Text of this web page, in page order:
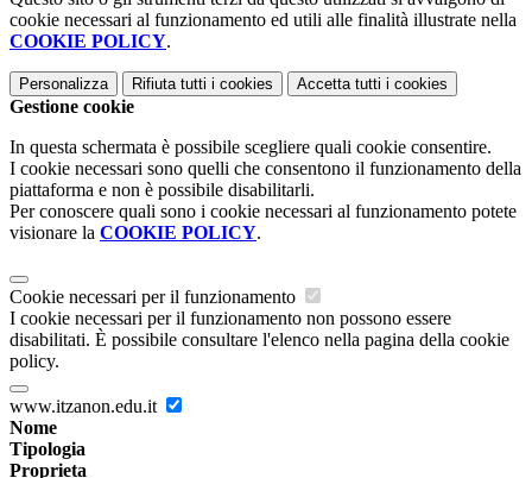
cookie necessari al funzionamento ed utili alle finalità illustrate nella
COOKIE POLICY.
Personalizza Rifiuta tutti i cookies Accetta tutti i cookies
Gestione cookie
In questa schermata è possibile scegliere quali cookie consentire.
I cookie necessari sono quelli che consentono il funzionamento della
piattaforma e non è possibile disabilitarli.
Per conoscere quali sono i cookie necessari al funzionamento potete
visionare la COOKIE POLICY.
Cookie necessari per il funzionamento
I cookie necessari per il funzionamento non possono essere
disabilitati. È possibile consultare l'elenco nella pagina della cookie
policy.
www.itzanon.edu.it
Nome
Tipologia
Proprieta